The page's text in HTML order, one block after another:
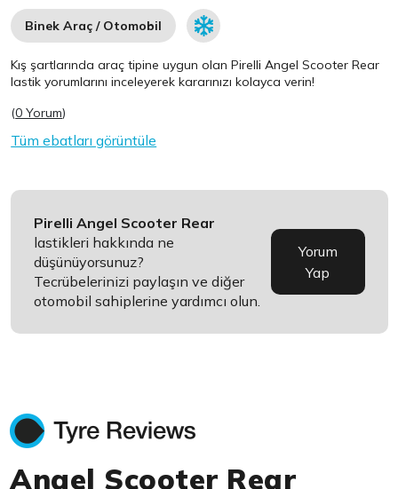
Binek Araç / Otomobil
Kış şartlarında araç tipine uygun olanPirelli Angel Scooter Rear
lastik yorumlarını inceleyerek kararınızı kolayca verin!
(0 Yorum)
Tüm ebatları görüntüle
Pirelli Angel Scooter Rear
lastikleri hakkında ne
düşünüyorsunuz?
Tecrübelerinizi paylaşın ve diğer
otomobil sahiplerine yardımcı olun.
Yorum
Yap
Angel Scooter Rear